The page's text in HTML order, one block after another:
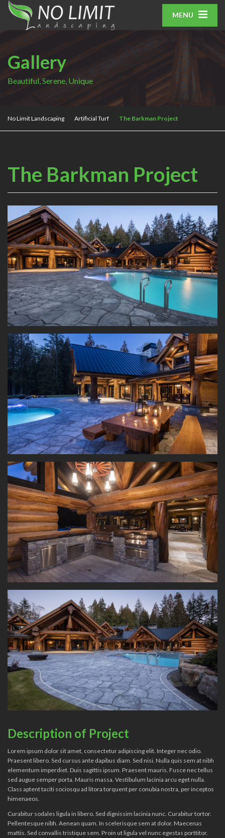
MENU
Gallery
Beautiful, Serene, Unique
No Limit Landscaping Artificial Turf The Barkman Project
The Barkman Project
Description of Project
Lorem ipsum dolor sit amet, consectetur adipiscing elit. Integer nec odio.
Praesent libero. Sed cursus ante dapibus diam. Sed nisi. Nulla quis sem at nibh
elementum imperdiet. Duis sagittis ipsum. Praesent mauris. Fusce nec tellus
sed augue semper porta. Mauris massa. Vestibulum lacinia arcu eget nulla.
Class aptent taciti sociosqu ad litora torquent per conubia nostra, per inceptos
himenaeos.
Curabitur sodales ligula in libero. Sed dignissim lacinia nunc. Curabitur tortor.
Pellentesque nibh. Aenean quam. In scelerisque sem at dolor. Maecenas
mattis. Sed convallis tristique sem. Proin ut ligula vel nunc egestas porttitor.